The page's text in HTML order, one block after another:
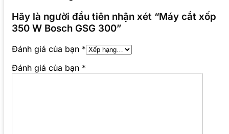
Hãy là người đầu tiên nhận xét “Máy cắt xốp
350 W Bosch GSG 300”
Đánh giá của bạn *
Đánh giá của bạn *